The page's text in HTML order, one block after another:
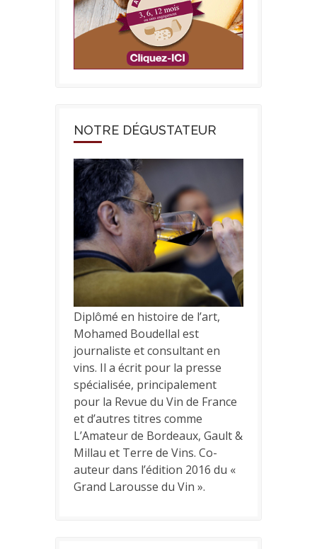
NOTRE DÉGUSTATEUR
Diplômé en histoire de l’art,
Mohamed Boudellal est
journaliste et consultant en
vins. Il a écrit pour la presse
spécialisée, principalement
pour la Revue du Vin de France
et d’autres titres comme
L’Amateur de Bordeaux, Gault &
Millau et Terre de Vins. Co-
auteur dans l’édition 2016 du «
Grand Larousse du Vin ».